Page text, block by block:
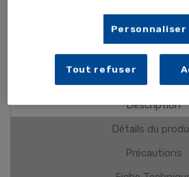
Description
Détails du
Précautions
Personnaliser
Tout refuser